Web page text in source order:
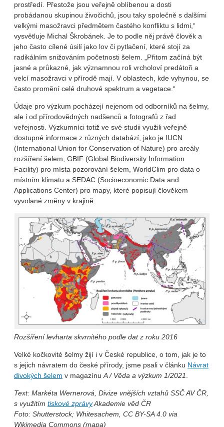
prostředí. Přestože jsou veřejně oblíbenou a dosti
probádanou skupinou živočichů, jsou taky společně s dalšími
velkými masožravci předmětem častého konfliktu s lidmi,“
vysvětluje Michal Škrobánek. Je to podle něj právě člověk a
jeho často cílené úsilí jako lov či pytlačení, které stojí za
radikálním snižováním početnosti šelem. „Přitom začíná být
jasné a průkazné, jak významnou roli vrcholoví predátoři a
velcí masožravci v přírodě mají. V oblastech, kde vyhynou, se
často promění celé druhové spektrum a vegetace.“
Údaje pro výzkum pocházejí nejenom od odborníků na šelmy,
ale i od přírodovědných nadšenců a fotografů z řad
veřejnosti. Výzkumníci totiž ve své studii využili veřejně
dostupné informace z různých databází, jako je IUCN
(International Union for Conservation of Nature) pro areály
rozšíření šelem, GBIF (Global Biodiversity Information
Facility) pro místa pozorování šelem, WorldClim pro data o
místním klimatu a SEDAC (Socioeconomic Data and
Applications Center) pro mapy, které popisují člověkem
vyvolané změny v krajině.
Rozšíření levharta skvrnitého podle dat z roku 2016
Velké kočkovité šelmy žijí i v České republice, o tom, jak je to
s jejich návratem do české přírody, jsme psali v článku Návrat
divokých šelem v magazínuA / Věda a výzkum 1/2021.
Text: Markéta Wernerová, Divize vnějších vztahů SSČ AV ČR,
s využitím tiskové zprávyAkademie věd ČR
Foto: Shutterstock; Whitesachem, CC BY-SA 4.0 via
Wikimedia Commons (mapa)